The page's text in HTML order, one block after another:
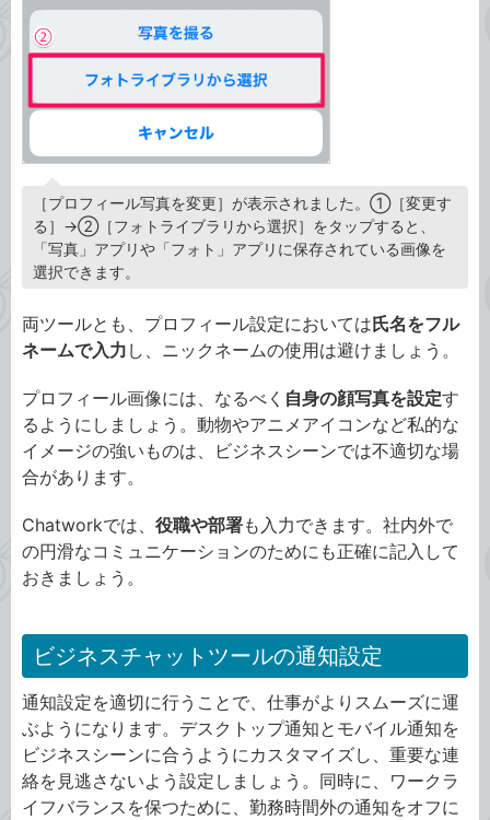
［プロフィール写真を変更］が表示されました。①［変更す
る］→②［フォトライブラリから選択］をタップすると、
「写真」アプリや「フォト」アプリに保存されている画像を
選択できます。
両ツールとも、プロフィール設定においては氏名をフル
ネームで入力 し、ニックネームの使用は避けましょう。
プロフィール画像には、なるべく 自身の顔写真を設定す
るようにしましょう。動物やアニメアイコンなど私的な
イメージの強いものは、ビジネスシーンでは不適切な場
合があります。
Chatworkでは、 役職や部署も入力できます。社内外で
の円滑なコミュニケーションのためにも正確に記入して
おきましょう。
ビジネスチャットツールの通知設定
通知設定を適切に行うことで、仕事がよりスムーズに運
ぶようになります。デスクトップ通知とモバイル通知を
ビジネスシーンに合うようにカスタマイズし、重要な連
絡を見逃さないよう設定しましょう。同時に、ワークラ
イフバランスを保つために、勤務時間外の通知をオフに